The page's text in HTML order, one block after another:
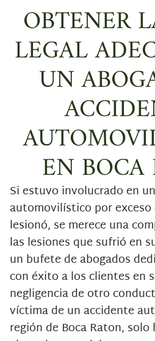
OBTENER
LEGAL
UN
EN
Si estuvo involucrado en
automovilístico por exceso
lesionó, se merece una
las lesiones que sufrió en
un bufete de abogados
con éxito a los clientes en
negligencia de otro
víctima de un accidente
región de Boca Raton,